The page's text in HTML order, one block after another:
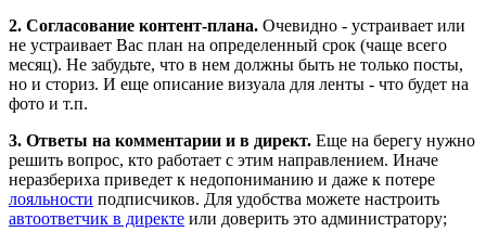
2. Согласование контент-плана. Очевидно - устраивает или
не устраивает Вас план на определенный срок (чаще всего
месяц). Не забудьте, что в нем должны быть не только посты,
но и сториз. И еще описание визуала для ленты - что будет на
фото и т.п.
3. Ответы на комментарии и в директ. Еще на берегу нужно
решить вопрос, кто работает с этим направлением. Иначе
неразбериха приведет к недопониманию и даже к потере
лояльности подписчиков. Для удобства можете настроить
автоответчик в директе или доверить это администратору;